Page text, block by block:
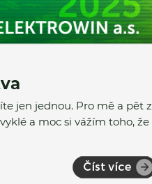
jen jednou. Pro mě a pět z
a moc si vážím toho, že